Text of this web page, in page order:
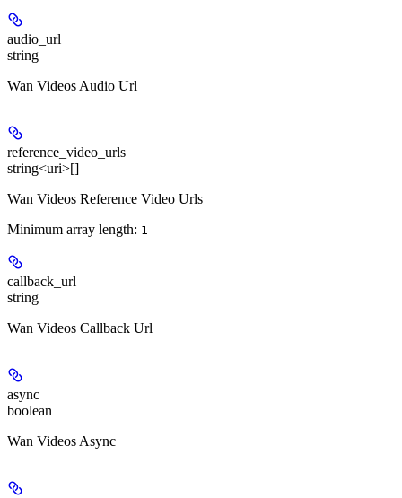
audio_url
string
Wan Videos Audio Url
reference_video_urls
string<uri>[]
Wan Videos Reference Video Urls
Minimum array length: 1
callback_url
string
Wan Videos Callback Url
async
boolean
Wan Videos Async